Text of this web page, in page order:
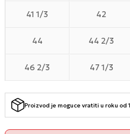
41 1/3 42
44 44 2/3
46 2/3 47 1/3
Proizvod je moguce vratiti u roku od